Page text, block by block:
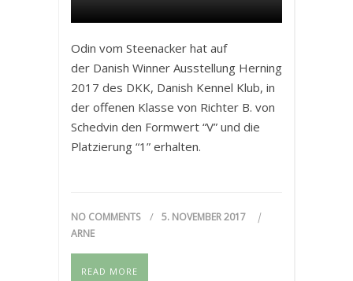
Odin vom Steenacker hat auf
der Danish Winner Ausstellung Herning
2017 des DKK, Danish Kennel Klub, in
der offenen Klasse von Richter B. von
Schedvin den Formwert “V” und die
Platzierung “1” erhalten.
NO COMMENTS
5. NOVEMBER 2017
ARNE
READ MORE